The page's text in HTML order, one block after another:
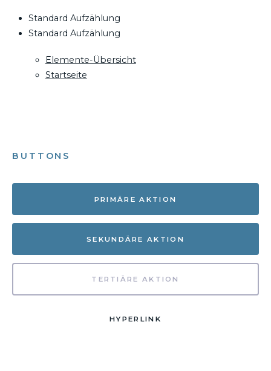
Standard Aufzählung
Standard Aufzählung
Elemente-Übersicht
Startseite
BUTTONS
PRIMÄRE AKTION
SEKUNDÄRE AKTION
TERTIÄRE AKTION
HYPERLINK